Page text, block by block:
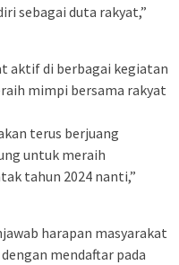
sebagai duta rakyat,”
aktif di berbagai kegiatan
mimpi bersama rakyat
terus berjuang
untuk meraih
tahun 2024 nanti,”
harapan masyarakat
mendaftar pada